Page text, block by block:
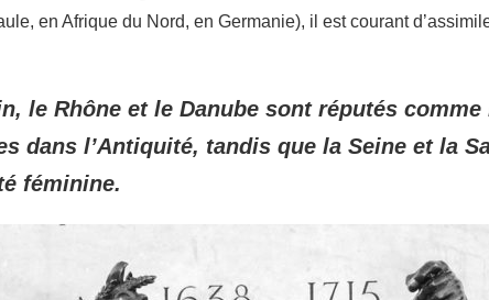
en Afrique du Nord, en Germanie), il est courant
le Rhône et le Danube sont réputés
dans l’Antiquité, tandis que la Seine et la
féminine.